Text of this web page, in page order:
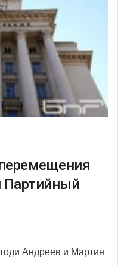
Партийный
Андреев и Мартин